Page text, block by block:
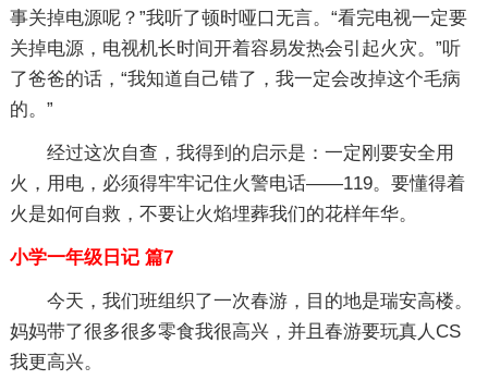
事关掉电源呢？”我听了顿时哑口无言。“看完电视一定要
关掉电源，电视机长时间开着容易发热会引起火灾。”听
了爸爸的话，“我知道自己错了，我一定会改掉这个毛病
的。”
经过这次自查，我得到的启示是：一定刚要安全用
火，用电，必须得牢牢记住火警电话——119。要懂得着
火是如何自救，不要让火焰埋葬我们的花样年华。
小学一年级日记 篇7
今天，我们班组织了一次春游，目的地是瑞安高楼。
妈妈带了很多很多零食我很高兴，并且春游要玩真人CS
我更高兴。